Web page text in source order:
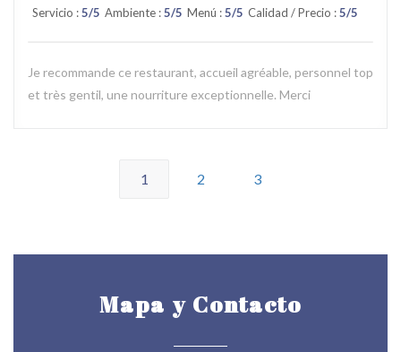
Servicio :5/5 Ambiente :5/5 Menú :5/5 Calidad / Precio :5/5
Je recommande ce restaurant, accueil agréable, personnel top
et très gentil, une nourriture exceptionnelle. Merci
1 2 3
Mapa y Contacto